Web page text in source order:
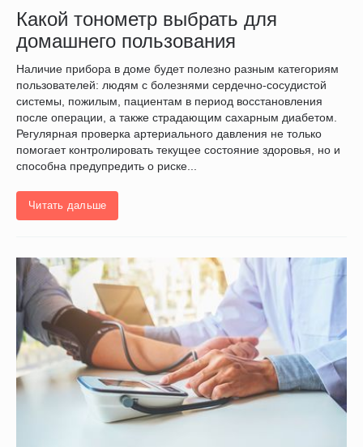
Какой тонометр выбрать для
домашнего пользования
Наличие прибора в доме будет полезно разным категориям
пользователей: людям с болезнями сердечно-сосудистой
системы, пожилым, пациентам в период восстановления
после операции, а также страдающим сахарным диабетом.
Регулярная проверка артериального давления не только
помогает контролировать текущее состояние здоровья, но и
способна предупредить о риске...
Читать дальше